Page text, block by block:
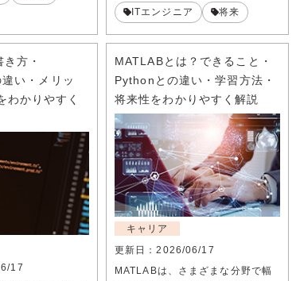
ITエンジニア 将来
方・
い・メリッ
わかりやすく
17
MATLABとは？できること・
Pythonとの違い・学習方法・
将来性をわかりやすく解説
キャリア
更新日：2026/06/17
MATLABは、さまざまな分野で幅